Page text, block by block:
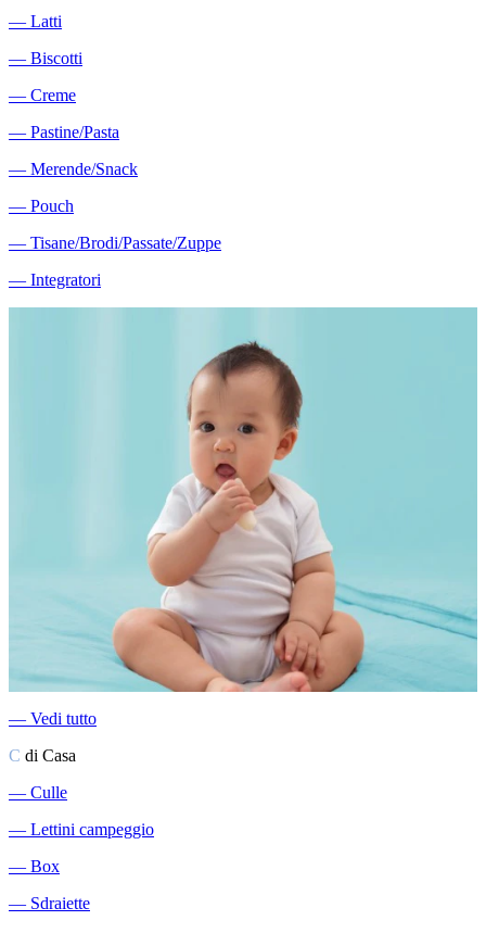
― Latti
― Biscotti
― Creme
― Pastine/Pasta
― Merende/Snack
― Pouch
― Tisane/Brodi/Passate/Zuppe
― Integratori
― Vedi tutto
C di Casa
― Culle
― Lettini campeggio
― Box
― Sdraiette